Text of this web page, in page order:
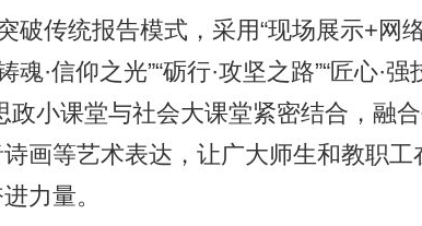
传统报告模式，采用“现场展示+网
魂·信仰之光”“砺行·攻坚之路”“匠心·强
政小课堂与社会大课堂紧密结合，融
画等艺术表达，让广大师生和教职工
力量。